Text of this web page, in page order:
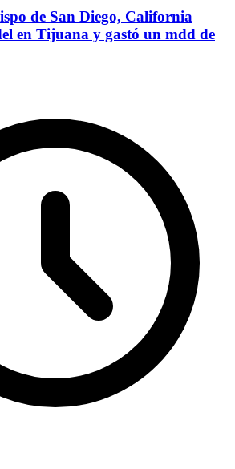
de San Diego, California
en Tijuana y gastó un mdd de